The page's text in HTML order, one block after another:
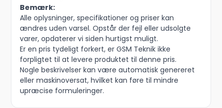
Bemærk:
Alle oplysninger, specifikationer og priser kan
ændres uden varsel. Opstår der fejl eller udsolgte
varer, opdaterer vi siden hurtigst muligt.
Er en pris tydeligt forkert, er GSM Teknik ikke
forpligtet til at levere produktet til denne pris.
Nogle beskrivelser kan være automatisk genereret
eller maskinoversat, hvilket kan føre til mindre
upræcise formuleringer.